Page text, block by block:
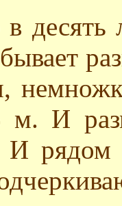
десять
м. И
И